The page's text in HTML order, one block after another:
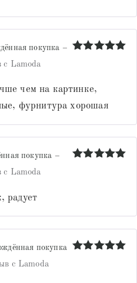
покупка –
с Lamoda
чем на картинке,
фурнитура хорошая
покупка –
с Lamoda
радует
покупка
с Lamoda